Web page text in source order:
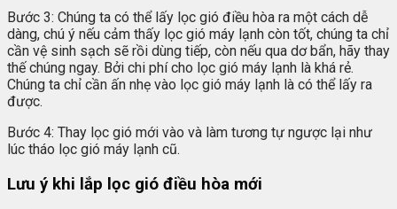
Bước 3: Chúng ta có thể lấy lọc gió điều hòa ra một cách dễ
dàng, chú ý nếu cảm thấy lọc gió máy lạnh còn tốt, chúng ta chỉ
cần vệ sinh sạch sẽ rồi dùng tiếp, còn nếu qua dơ bẩn, hãy thay
thế chúng ngay. Bởi chi phí cho lọc gió máy lạnh là khá rẻ.
Chúng ta chỉ cần ấn nhẹ vào lọc gió máy lạnh là có thể lấy ra
được.
Bước 4: Thay lọc gió mới vào và làm tương tự ngược lại như
lúc tháo lọc gió máy lạnh cũ.
Lưu ý khi lắp lọc gió điều hòa mới